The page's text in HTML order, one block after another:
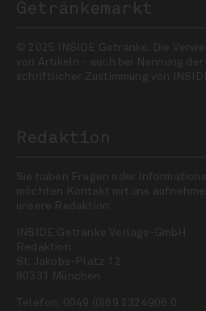
Getränkemarkt
© 2025 INSIDE Getränke. Die
von Artikeln - auch bei Nennung
schriftlicher Zustimmung von
Redaktion
Sie haben Fragen oder
möchten Kontakt mit uns
unsere Redaktion:
INSIDE Getränke Verlags-GmbH
Redaktion
St. Jakobs-Platz 12
80331 München
Telefon: 0049 (0)89 2324906 0